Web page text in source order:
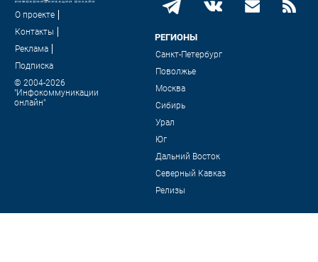
О проекте
Контакты
Реклама
Подписка
© 2004-2026
"Инфокоммуникации
онлайн"
РЕГИОНЫ
Санкт-Петербург
Поволжье
Москва
Сибирь
Урал
Юг
Дальний Восток
Северный Кавказ
Релизы